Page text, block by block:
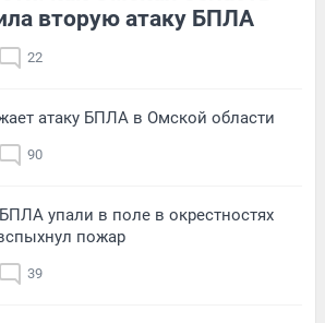
вторую атаку БПЛА
22
атаку БПЛА в Омской области
90
упали в поле в окрестностях
пожар
39